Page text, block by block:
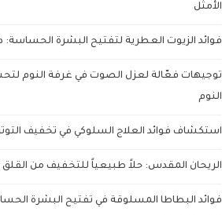
الأمثل
فوائد الزيوت العطرية لتفتيح البشرة الحساسة:
توجيهات فعّالة لعزل الصوت في غرفة النوم
النوم
استكشاف فوائد العلاج السلوكي في تخفيف
الريحان المقدس: حلاً طبيعياً للتخفيف من القلق
فوائد البطاطا المسلوقة في تفتيح البشرة